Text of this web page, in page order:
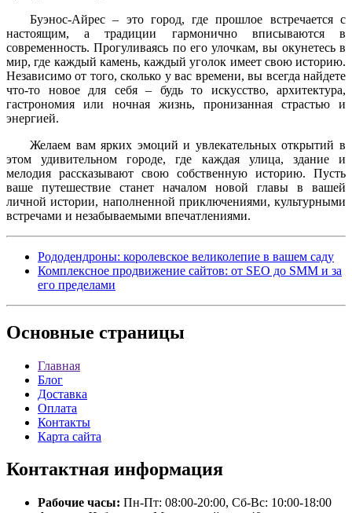
Буэнос-Айрес – это город, где прошлое встречается с
настоящим, а традиции гармонично вписываются в
современность. Прогуливаясь по его улочкам, вы окунетесь в
мир, где каждый камень, каждый уголок имеет свою историю.
Независимо от того, сколько у вас времени, вы всегда найдете
что-то новое для себя – будь то искусство, архитектура,
гастрономия или ночная жизнь, пронизанная страстью и
энергией.
Желаем вам ярких эмоций и увлекательных открытий в
этом удивительном городе, где каждая улица, здание и
мелодия рассказывают свою собственную историю. Пусть
ваше путешествие станет началом новой главы в вашей
личной истории, наполненной приключениями, культурными
встречами и незабываемыми впечатлениями.
Рододендроны: королевское великолепие в вашем саду
Комплексное продвижение сайтов: от SEO до SMM и за
его пределами
Основные страницы
Главная
Блог
Доставка
Оплата
Контакты
Карта сайта
Контактная информация
Рабочие часы: Пн-Пт: 08:00-20:00, Сб-Вс: 10:00-18:00